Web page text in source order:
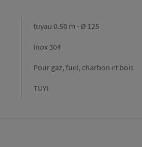
tuyau 0.50 m - Ø 125
Inox 304
Pour gaz, fuel, charbon et bois
TUYI